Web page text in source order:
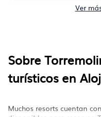
Ver
Sobre
turísticos en
Muchos resorts cuentan